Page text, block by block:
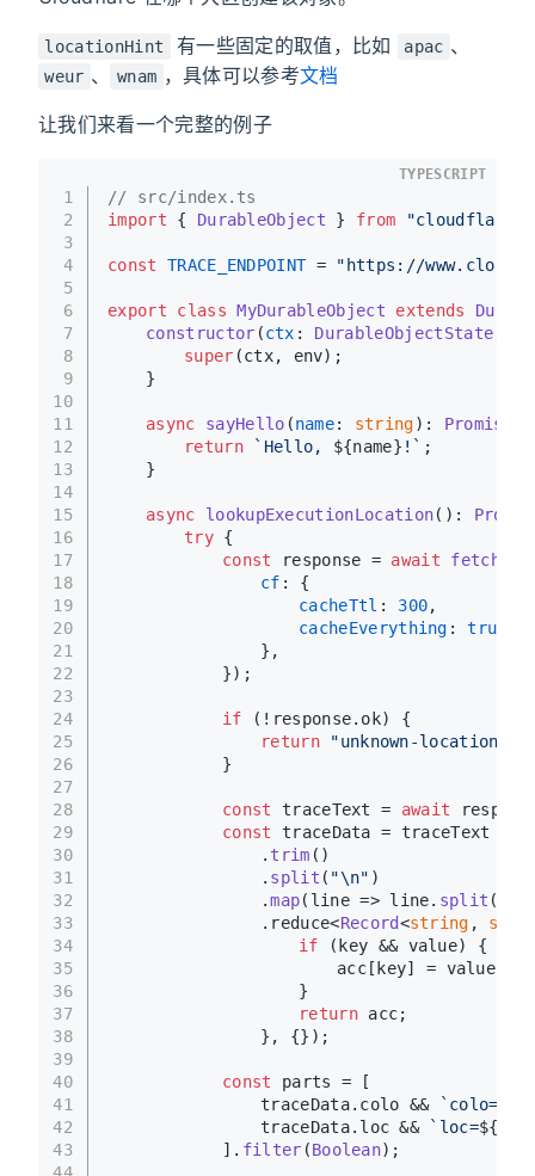
locationHint 有一些固定的取值，比如 apac 、
weur 、 wnam ，具体可以参考文档
让我们来看一个完整的例子
1
2
3
4
5
6
7
8
9
10
11
12
13
14
15
16
17
18
19
20
21
22
23
24
25
26
27
28
29
30
31
32
33
34
35
36
37
38
39
40
41
42
43
44
// src/index.ts
import { DurableObject } from
const TRACE_ENDPOINT = "https://
export class MyDurableObject extends
constructor (ctx : DurableObjectState
super (ctx, env);
	}
async sayHello (name: string): Promise
return
`Hello, ${name} !` ;
	}
async lookupExecutionLocation():
try {
const
response = await fetch
cf : {
cacheTtl : 300,
cacheEverything : true
				},
			});
if (!response. ok) {
return
"unknown-location"
			}
const traceText = await
const
traceData = traceText
				.
trim ()
				.
split ( "\n" )
				.
map( line => line. split (
				.
reduce<Record<string ,
if (key && value) {
						acc[key] = value;
					}
return acc;
				}, {});
const
parts = [
				traceData.
colo && `colo=
				traceData.
loc && `loc=
			].
filter (Boolean);
TYPESCRIPT